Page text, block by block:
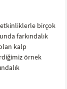
etkinliklerle birçok
farkındalık
kalp
örnek